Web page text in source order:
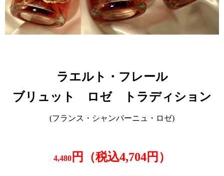
ラエルト・フレール
ブリュット ロゼ トラディション
(フランス・シャンパーニュ・ロゼ)
4,480 円（税込4,704円）